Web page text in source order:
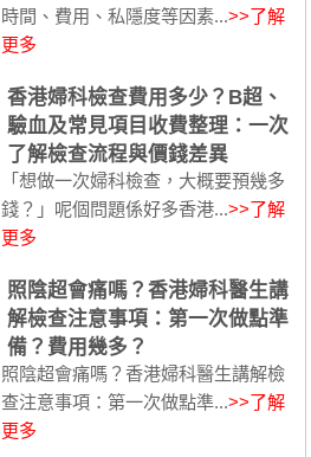
時間、費用、私隱度等因素...>>了解
更多
香港婦科檢查費用多少？B超、
驗血及常見項目收費整理：一次
了解檢查流程與價錢差異
「想做一次婦科檢查，大概要預幾多
錢？」呢個問題係好多香港...>>了解
更多
照陰超會痛嗎？香港婦科醫生講
解檢查注意事項：第一次做點準
備？費用幾多？
照陰超會痛嗎？香港婦科醫生講解檢
查注意事項：第一次做點準...>>了解
更多